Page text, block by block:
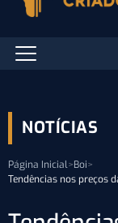
NOTÍCIAS
Página Inicial>Boi>
Tendências nos preços